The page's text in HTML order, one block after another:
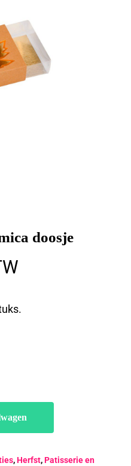
doosje
,Herfst,Patisserie en